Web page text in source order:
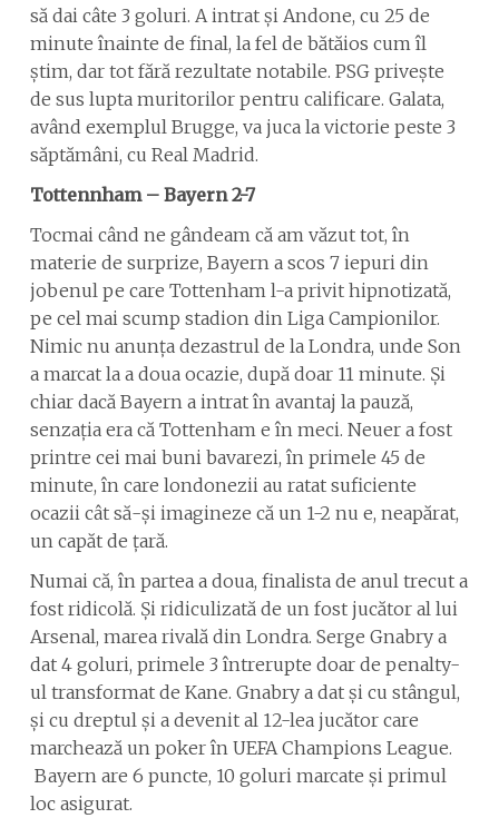
să dai câte 3 goluri. A intrat și Andone, cu 25 de
minute înainte de final, la fel de bătăios cum îl
știm, dar tot fără rezultate notabile. PSG privește
de sus lupta muritorilor pentru calificare. Galata,
având exemplul Brugge, va juca la victorie peste 3
săptămâni, cu Real Madrid.
Tottennham – Bayern 2-7
Tocmai când ne gândeam că am văzut tot, în
materie de surprize, Bayern a scos 7 iepuri din
jobenul pe care Tottenham l-a privit hipnotizată,
pe cel mai scump stadion din Liga Campionilor.
Nimic nu anunța dezastrul de la Londra, unde Son
a marcat la a doua ocazie, după doar 11 minute. Și
chiar dacă Bayern a intrat în avantaj la pauză,
senzația era că Tottenham e în meci. Neuer a fost
printre cei mai buni bavarezi, în primele 45 de
minute, în care londonezii au ratat suficiente
ocazii cât să-și imagineze că un 1-2 nu e, neapărat,
un capăt de țară.
Numai că, în partea a doua, finalista de anul trecut a
fost ridicolă. Și ridiculizată de un fost jucător al lui
Arsenal, marea rivală din Londra. Serge Gnabry a
dat 4 goluri, primele 3 întrerupte doar de penalty-
ul transformat de Kane. Gnabry a dat și cu stângul,
și cu dreptul și a devenit al 12-lea jucător care
marchează un poker în UEFA Champions League.
Bayern are 6 puncte, 10 goluri marcate și primul
loc asigurat.